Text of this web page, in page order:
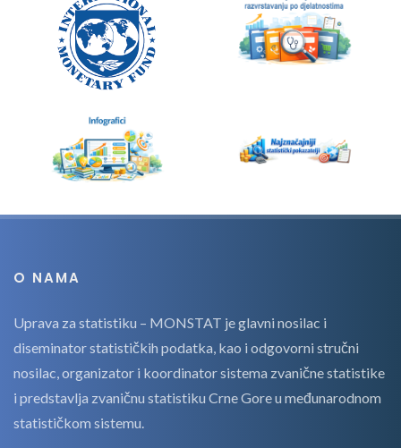
O NAMA
Uprava za statistiku – MONSTAT je glavni nosilac i
diseminator statističkih podatka, kao i odgovorni stručni
nosilac, organizator i koordinator sistema zvanične statistike
i predstavlja zvaničnu statistiku Crne Gore u međunarodnom
statističkom sistemu.